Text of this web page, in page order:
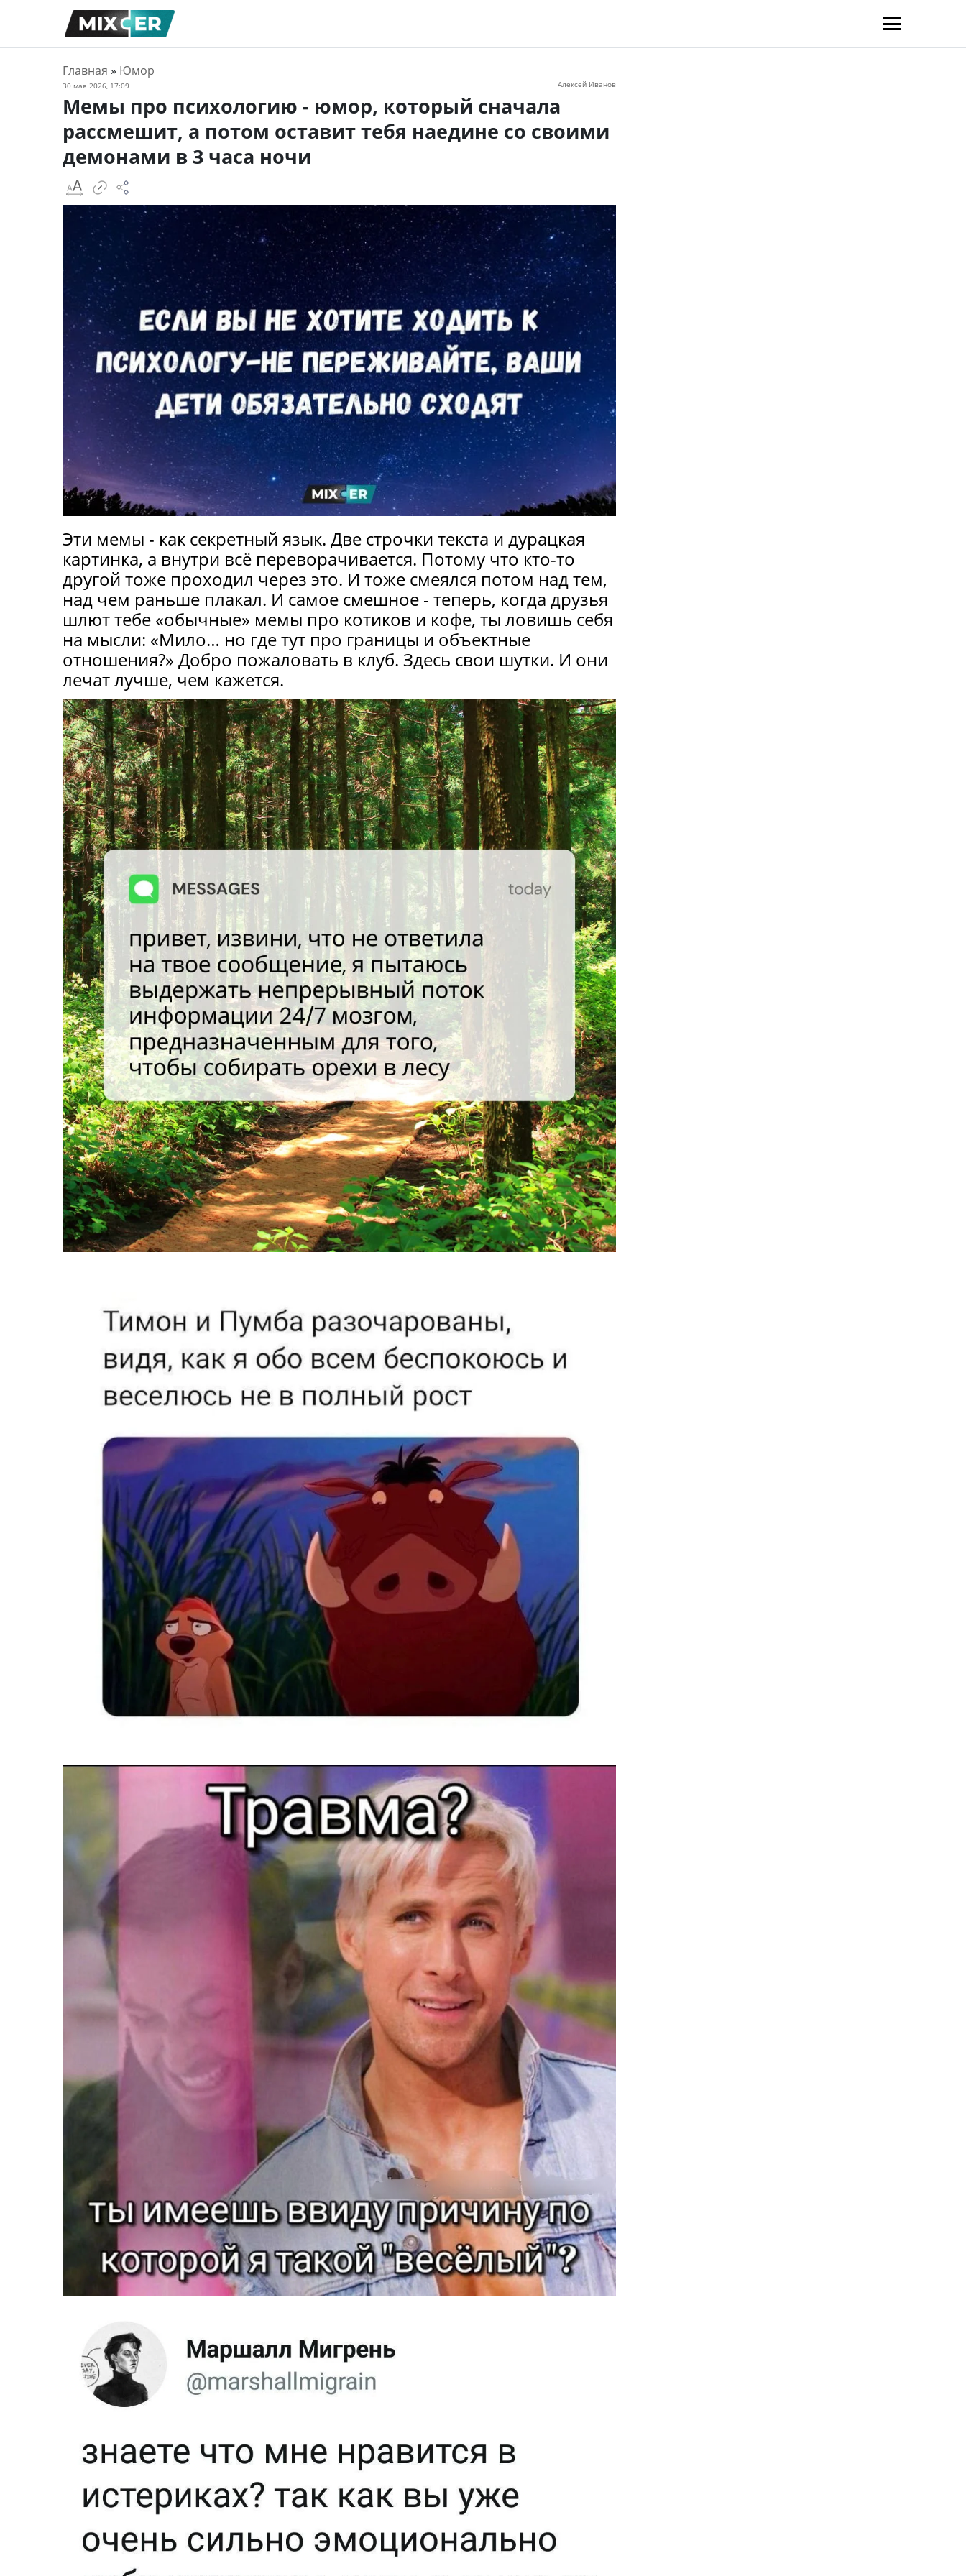
Главная » Юмор
30 мая 2026, 17:09 Алексей Иванов
Мемы про психологию - юмор, который сначала
рассмешит, а потом оставит тебя наедине со своими
демонами в 3 часа ночи
Эти мемы - как секретный язык. Две строчки текста и дурацкая
картинка, а внутри всё переворачивается. Потому что кто-то
другой тоже проходил через это. И тоже смеялся потом над тем,
над чем раньше плакал. И самое смешное - теперь, когда друзья
шлют тебе «обычные» мемы про котиков и кофе, ты ловишь себя
на мысли: «Мило… но где тут про границы и объектные
отношения?» Добро пожаловать в клуб. Здесь свои шутки. И они
лечат лучше, чем кажется.